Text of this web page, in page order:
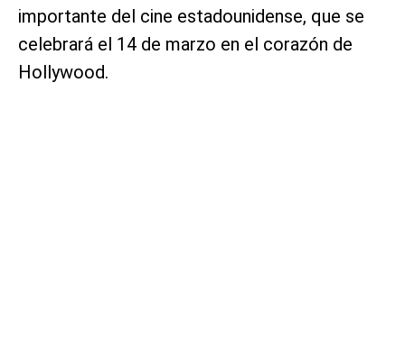
importante del cine estadounidense, que se
celebrará el 14 de marzo en el corazón de
Hollywood.